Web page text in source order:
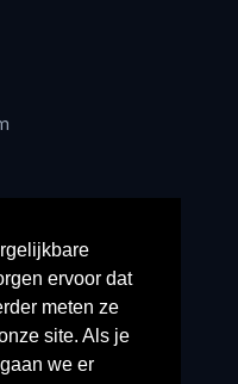
ervoor dat
meten ze
site. Als je
we er